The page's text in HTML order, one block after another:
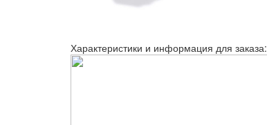
Характеристики и информация для заказа: